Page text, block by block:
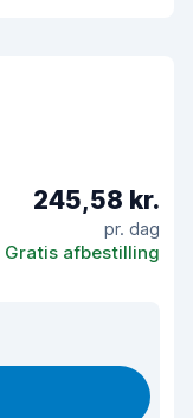
245,58 kr.
pr. dag
Gratis afbestilling